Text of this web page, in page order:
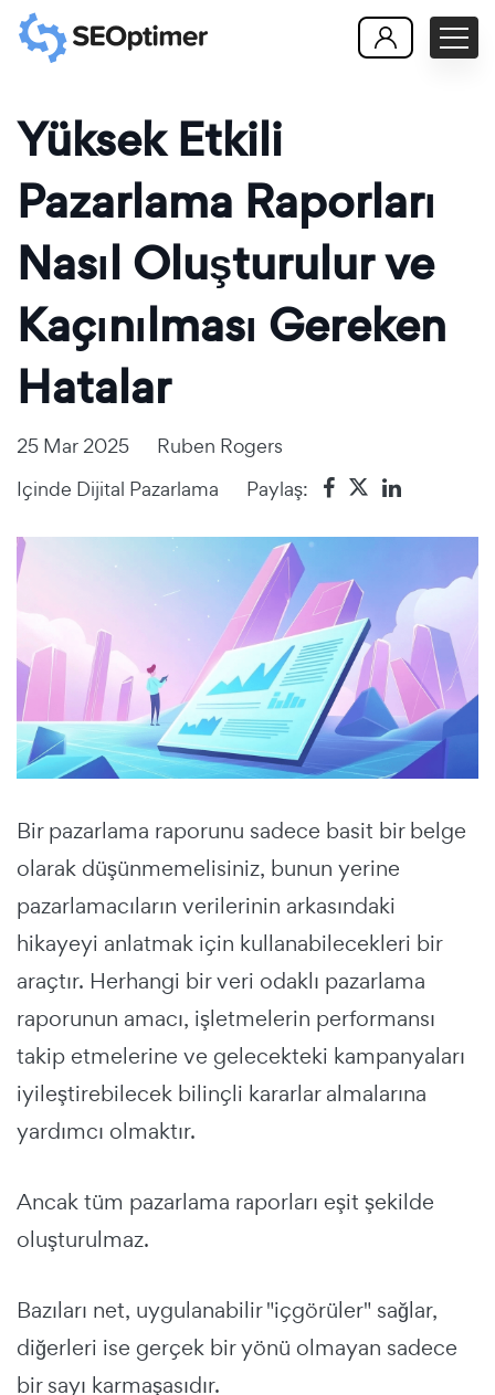
Yüksek Etkili
Pazarlama Raporları
Nasıl Oluşturulur ve
Kaçınılması Gereken
Hatalar
25 Mar 2025
Ruben Rogers
Içinde Dijital Pazarlama Paylaş:
Bir pazarlama raporunu sadece basit bir belge
olarak düşünmemelisiniz, bunun yerine
pazarlamacıların verilerinin arkasındaki
hikayeyi anlatmak için kullanabilecekleri bir
araçtır. Herhangi bir veri odaklı pazarlama
raporunun amacı, işletmelerin performansı
takip etmelerine ve gelecekteki kampanyaları
iyileştirebilecek bilinçli kararlar almalarına
yardımcı olmaktır.
Ancak tüm pazarlama raporları eşit şekilde
oluşturulmaz.
Bazıları net, uygulanabilir "içgörüler" sağlar,
diğerleri ise gerçek bir yönü olmayan sadece
bir sayı karmaşasıdır.